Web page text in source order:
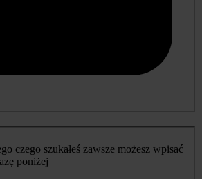
czego szukałeś zawsze możesz wpisać
poniżej